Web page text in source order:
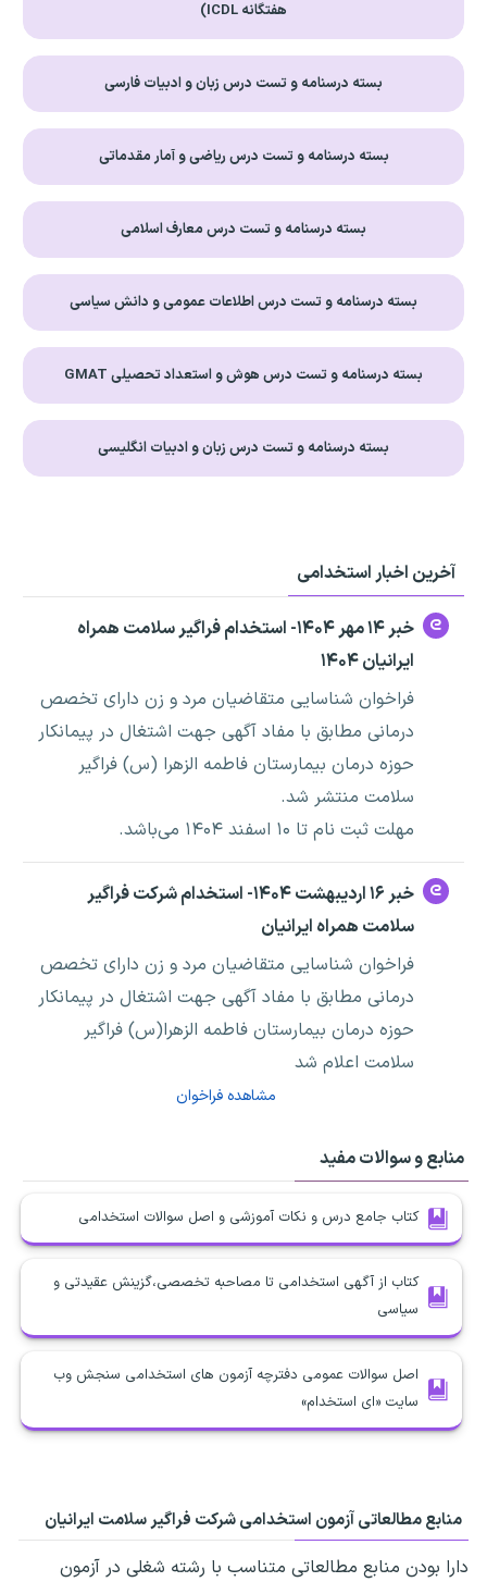
هفتگانه ICDL)
بسته درسنامه و تست درس زبان و ادبیات فارسی
بسته درسنامه و تست درس ریاضی و آمار مقدماتی
بسته درسنامه و تست درس معارف اسلامی
بسته درسنامه و تست درس اطلاعات عمومی و دانش سیاسی
بسته درسنامه و تست درس هوش و استعداد تحصیلی GMAT
بسته درسنامه و تست درس زبان و ادبیات انگلیسی
آخرین اخبار استخدامی
خبر ۱۴ مهر ۱۴۰۴- استخدام فراگیر سلامت همراه
ایرانیان ۱۴۰۴
فراخوان شناسایی متقاضیان مرد و زن دارای تخصص
درمانی مطابق با مفاد آگهی جهت اشتغال در پیمانکار
حوزه درمان بیمارستان فاطمه الزهرا (س) فراگیر
سلامت منتشر شد.
مهلت ثبت نام تا ۱۰ اسفند ۱۴۰۴ می‌باشد.
خبر ۱۶ اردیبهشت ۱۴۰۴- استخدام شرکت فراگیر
سلامت همراه ایرانیان
فراخوان شناسایی متقاضیان مرد و زن دارای تخصص
درمانی مطابق با مفاد آگهی جهت اشتغال در پیمانکار
حوزه درمان بیمارستان فاطمه الزهرا(س) فراگیر
سلامت اعلام شد
مشاهده فراخوان
منابع و سوالات مفید
کتاب جامع درس و نکات آموزشی و اصل سوالات استخدامی
کتاب از آگهی استخدامی تا مصاحبه تخصصی،گزینش عقیدتی و
سیاسی
اصل سوالات عمومی دفترچه آزمون های استخدامی سنجش وب
سایت «ای استخدام»
منابع مطالعاتی آزمون استخدامی شرکت فراگیر سلامت ایرانیان
دارا بودن منابع مطالعاتی متناسب با رشته شغلی در آزمون